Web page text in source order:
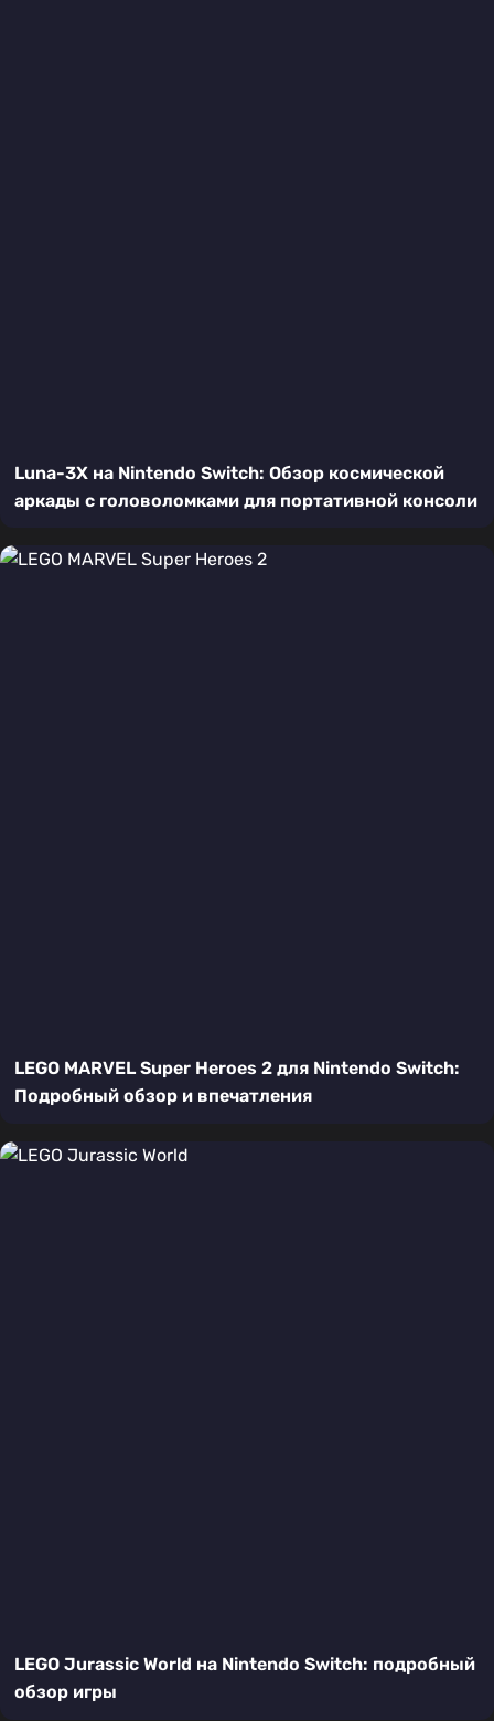
Luna-3X на Nintendo Switch: Обзор космической
аркады с головоломками для портативной консоли
LEGO MARVEL Super Heroes 2 для Nintendo Switch:
Подробный обзор и впечатления
LEGO Jurassic World на Nintendo Switch: подробный
обзор игры